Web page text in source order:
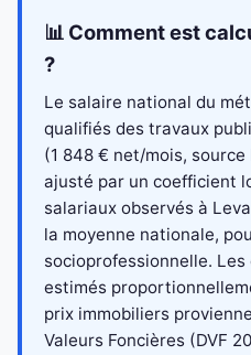
📊 Comment est
?
Le salaire national du
qualifiés des travaux
(1 848 € net/mois, source
ajusté par un coefficient
salariaux observés à
la moyenne nationale,
socioprofessionnelle.
estimés
prix immobiliers
Valeurs Foncières (DVF